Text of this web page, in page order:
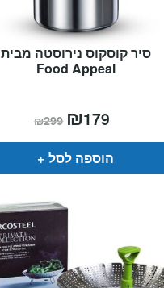
סיר קוסקוס נירוסטה מבית
Food Appeal
₪299 המחיר
המקורי
היה:
₪299.
₪179
הוא:
הוספה לסל